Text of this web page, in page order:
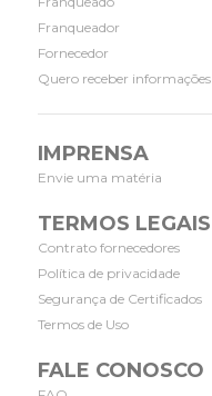
Franqueador
Fornecedor
Quero receber informações
IMPRENSA
Envie uma matéria
TERMOS LEGAIS
Contrato fornecedores
Política de privacidade
Segurança de Certificados
Termos de Uso
FALE CONOSCO